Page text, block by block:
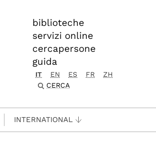
biblioteche
servizi online
cercapersone
guida
IT EN ES FR
ZH
CERCA
INTERNATIONAL